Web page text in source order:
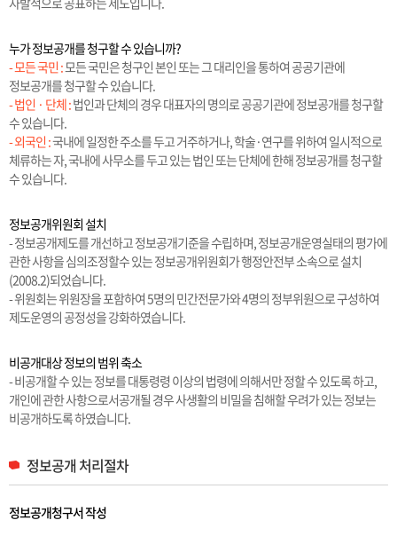
누가 정보공개를 청구할 수 있습니까?
- 모든 국민 :모든 국민은 청구인 본인 또는 그 대리인을 통하여 공공기관에
정보공개를 청구할 수 있습니다.
- 법인 · 단체 :법인과 단체의 경우 대표자의 명의로 공공기관에 정보공개를 청구할
수 있습니다.
- 외국인 :국내에 일정한 주소를 두고 거주하거나, 학술·연구를 위하여 일시적으로
체류하는 자, 국내에 사무소를 두고 있는 법인 또는 단체에 한해 정보공개를 청구할
수 있습니다.
정보공개위원회 설치
- 정보공개제도를 개선하고 정보공개기준을 수립하며, 정보공개운영실태의 평가에
관한 사항을 심의조정할수 있는 정보공개위원회가 행정안전부 소속으로 설치
(2008.2)되었습니다.
- 위원회는 위원장을 포함하여 5명의 민간전문가와 4명의 정부위원으로 구성하여
제도운영의 공정성을 강화하였습니다.
비공개대상 정보의 범위 축소
- 비공개할 수 있는 정보를 대통령령 이상의 법령에 의해서만 정할 수 있도록 하고,
개인에 관한 사항으로서공개될 경우 사생활의 비밀을 침해할 우려가 있는 정보는
비공개하도록 하였습니다.
정보공개 처리절차
정보공개청구서 작성